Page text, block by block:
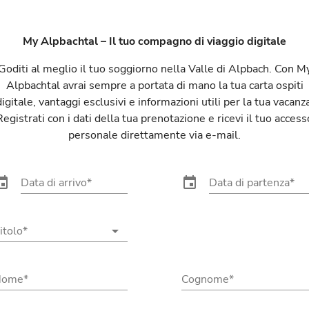
My Alpbachtal – Il tuo compagno di viaggio digitale
al meglio il tuo soggiorno nella Valle di Alpbach. Con
Alpbachtal avrai sempre a portata di mano la tua carta ospiti
vantaggi esclusivi e informazioni utili per la tua
con i dati della tua prenotazione e ricevi il tuo
personale direttamente via e-mail.
Data di arrivo Data di partenza
event
arrow_drop_down
Cognome